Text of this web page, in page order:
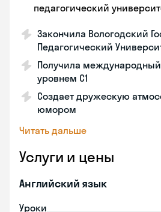
педагогический
Закончила Вологодский
Педагогический
Получила международный
уровнем C1
Создает дружескую
юмором
Читать дальше
Услуги и цены
Английский язык
Уроки